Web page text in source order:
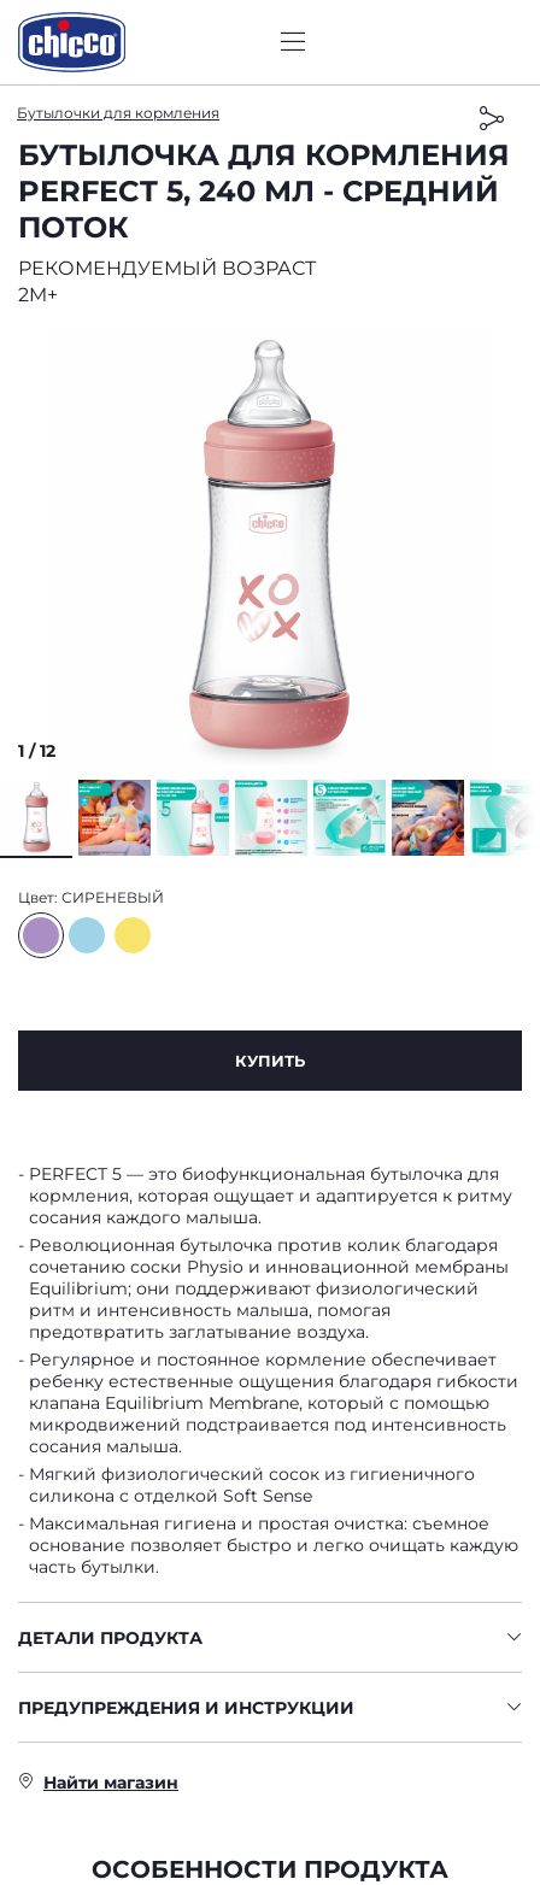
Бутылочки для кормления
БУТЫЛОЧКА ДЛЯ КОРМЛЕНИЯ
PERFECT 5, 240 МЛ - СРЕДНИЙ
ПОТОК
РЕКОМЕНДУЕМЫЙ ВОЗРАСТ
2M+
1 /12
Цвет: СИРЕНЕВЫЙ
КУПИТЬ
PERFECT 5 — это биофункциональная бутылочка для
кормления, которая ощущает и адаптируется к ритму
сосания каждого малыша.
Революционная бутылочка против колик благодаря
сочетанию соски Physio и инновационной мембраны
Equilibrium; они поддерживают физиологический
ритм и интенсивность малыша, помогая
предотвратить заглатывание воздуха.
Регулярное и постоянное кормление обеспечивает
ребенку естественные ощущения благодаря гибкости
клапана Equilibrium Membrane, который с помощью
микродвижений подстраивается под интенсивность
сосания малыша.
Мягкий физиологический сосок из гигиеничного
силикона с отделкой Soft Sense
Максимальная гигиена и простая очистка: съемное
основание позволяет быстро и легко очищать каждую
часть бутылки.
ДЕТАЛИ ПРОДУКТА
ПРЕДУПРЕЖДЕНИЯ И ИНСТРУКЦИИ
Найти магазин
ОСОБЕННОСТИ ПРОДУКТА